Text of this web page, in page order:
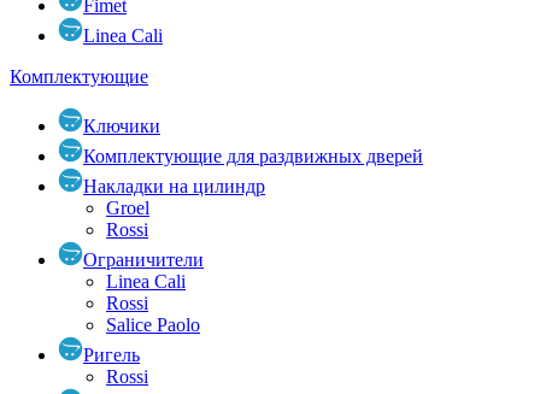
Fimet
Linea Cali
Комплектующие
Ключики
Комплектующие для раздвижных дверей
Накладки на цилиндр
Groel
Rossi
Ограничители
Linea Cali
Rossi
Salice Paolo
Ригель
Rossi